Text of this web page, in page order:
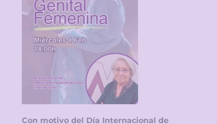
Con motivo del Día Internacional de